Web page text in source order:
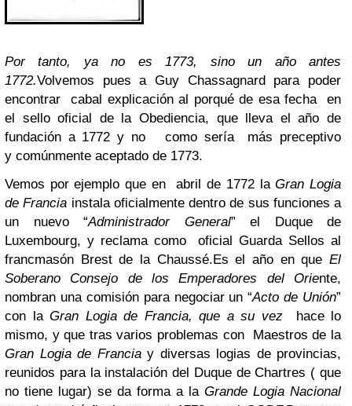
Por tanto, ya no es 1773, sino un año antes
1772.Volvemos pues a Guy Chassagnard para poder
encontrar cabal explicación al porqué de esa fecha en
el sello oficial de la Obediencia, que lleva el año de
fundación a 1772 y no como sería más preceptivo
y comúnmente aceptado de 1773.
Vemos por ejemplo que en abril de 1772 laGran Logia
de Francia instala oficialmente dentro de sus funciones a
un nuevo “Administrador General” el Duque de
Luxembourg, y reclama como oficial Guarda Sellos al
francmasón Brest de la Chaussé.Es el año en queEl
Soberano Consejo de los Emperadores del Oriente,
nombran una comisión para negociar un “Acto de Unión”
con la Gran Logia de Francia, que a su vez
hace lo
mismo, y que tras varios problemas con Maestros de la
Gran Logia de Franciay diversas logias de provincias,
reunidos para la instalación del Duque de Chartres ( que
no tiene lugar) se da forma a la Grande Logia Nacional